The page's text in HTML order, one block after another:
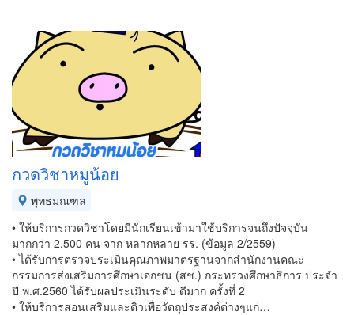
กวดวิชาหมูน้อย
พุทธมณฑล
• ให้บริการกวดวิชาโดยมีนักเรียนเข้ามาใช้บริการจนถึงปัจจุบัน
มากกว่า 2,500 คน จาก หลากหลาย รร. (ข้อมูล 2/2559)
• ได้รับการตรวจประเมินคุณภาพมาตรฐานจากสำนักงานคณะ
กรรมการส่งเสริมการศึกษาเอกชน (สช.) กระทรวงศึกษาธิการ ประจำ
ปี พ.ศ.2560 ได้รับผลประเมินระดับ ดีมาก ครั้งที่ 2
• ให้บริการสอนเสริมและติวเพื่อวัตถุประสงค์ต่างๆแก่…